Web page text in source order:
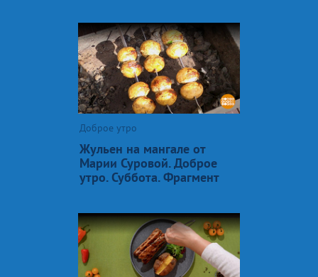
Доброе утро
Жульен на мангале от
Марии Суровой. Доброе
утро. Суббота. Фрагмент